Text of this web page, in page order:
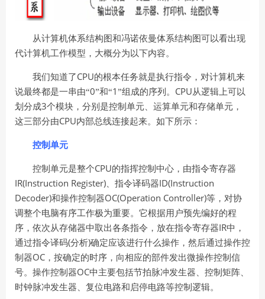
从计算机体系结构图和冯诺依曼体系结构图可以看出现
代计算机工作模型，大概分为以下内容。
我们知道了CPU的根本任务就是执行指令，对计算机来
说最终都是一串由“0”和“1”组成的序列。 CPU从逻辑上可以
划分成3个模块，分别是控制单元、运算单元和存储单元，
这三部分由CPU内部总线连接起来。如下所示：
控制单元
控制单元是整个CPU的指挥控制中心，由指令寄存器
IR(Instruction Register) 、指令译码器ID(Instruction
Decoder)和操作控制器OC(Operation Controller)等，对协
调整个电脑有序工作极为重要。它根据用户预先编好的程
序，依次从存储器中取出各条指令，放在指令寄存器IR中，
通过指令译码(分析)确定应该进行什么操作，然后通过操作控
制器OC ，按确定的时序，向相应的部件发出微操作控制信
号。操作控制器OC中主要包括节拍脉冲发生器、控制矩阵、
时钟脉冲发生器、复位电路和启停电路等控制逻辑。